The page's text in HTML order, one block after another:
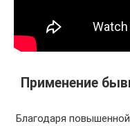
Применение
Благодаря